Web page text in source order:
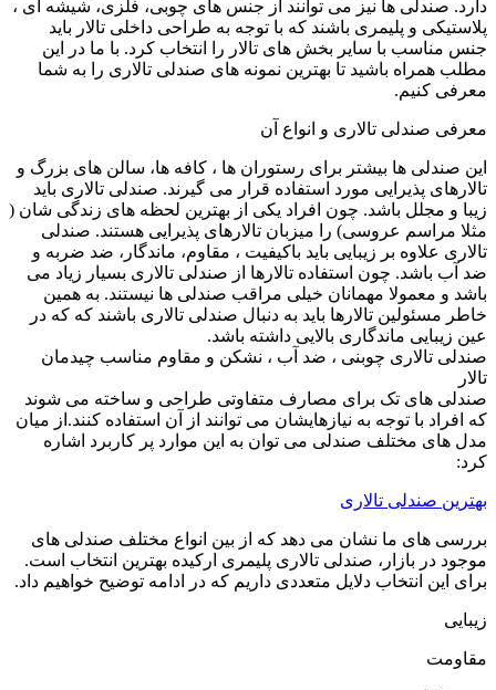
دارد. صندلی ها نیز می توانند از جنس های چوبی، فلزی، شیشه ای ،
پلاستیکی و پلیمری باشند که با توجه به طراحی داخلی تالار باید
جنس مناسب با سایر بخش های تالار را انتخاب کرد. با ما در این
مطلب همراه باشید تا بهترین نمونه های صندلی تالاری را به شما
معرفی کنیم.
معرفی صندلی تالاری و انواع آن
این صندلی ها بیشتر برای رستوران ها ، کافه ها، سالن های بزرگ و
تالارهای پذیرایی مورد استفاده قرار می گیرند. صندلی تالاری باید
زیبا و مجلل باشد. چون افراد یکی از بهترین لحظه های زندگی شان (
مثلا مراسم عروسی) را میزبان تالارهای پذیرایی هستند. صندلی
تالاری علاوه بر زیبایی باید باکیفیت ، مقاوم، ماندگار، ضد ضربه و
ضد آب باشد. چون استفاده تالارها از صندلی تالاری بسیار زیاد می
باشد و معمولا مهمانان خیلی مراقب صندلی ها نیستند. به همین
خاطر مسئولین تالارها باید به دنبال صندلی تالاری باشند که که در
عین زیبایی ماندگاری بالایی داشته باشد.
صندلی تالاری چوبنی ، ضد آب ، نشکن و مقاوم مناسب چیدمان
تالار
صندلی های تک برای مصارف متفاوتی طراحی و ساخته می شوند
که افراد با توجه به نیازهایشان می توانند از آن استفاده کنند.از میان
مدل های مختلف صندلی می توان به این موارد پر کاربرد اشاره
کرد:
بهترین صندلی تالاری
بررسی های ما نشان می دهد که از بین انواع مختلف صندلی های
موجود در بازار، صندلی تالاری پلیمری ارکیده بهترین انتخاب است.
برای این انتخاب دلایل متعددی داریم که در ادامه توضیح خواهیم داد.
زیبایی
مقاومت